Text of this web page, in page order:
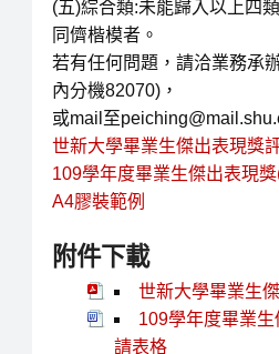
(五)綜合類:未能歸入以上四
同儕楷模者。
若有任何問題，請洽業務承
內分機82070)，
或mail至
世新大學畢業生傑出表現獎
109學年度畢業生傑出表現
A4膠裝範例
附件下載
世新大學畢業生
109學年度畢業
請表格